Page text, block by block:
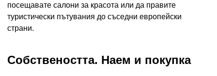
посещавате салони за красота или да правите
туристически пътувания до съседни европейски
страни.
Собствеността. Наем и покупка